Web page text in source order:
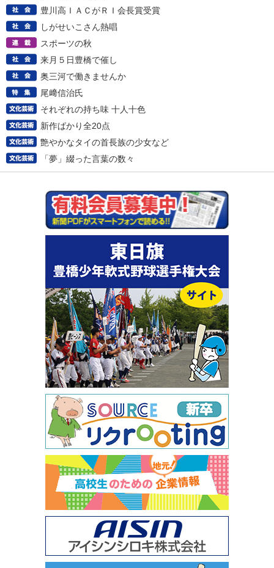
豊川高ＩＡＣがＲＩ会長賞受賞
しがせいこさん熱唱
スポーツの秋
来月５日豊橋で催し
奥三河で働きませんか
尾﨑信治氏
それぞれの持ち味 十人十色
新作ばかり全20点
艶やかなタイの首長族の少女など
「夢」綴った言葉の数々